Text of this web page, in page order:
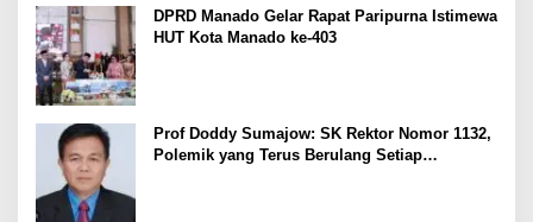
DPRD Manado Gelar Rapat Paripurna Istimewa
HUT Kota Manado ke-403
Prof Doddy Sumajow: SK Rektor Nomor 1132,
Polemik yang Terus Berulang Setiap